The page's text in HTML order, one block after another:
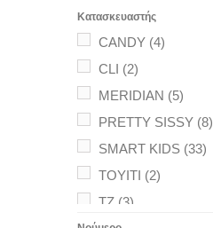
Κατασκευαστής
CANDY (4)
CLI (2)
MERIDIAN (5)
PRETTY SISSY (8)
SMART KIDS (33)
TOYITI (2)
TZ (3)